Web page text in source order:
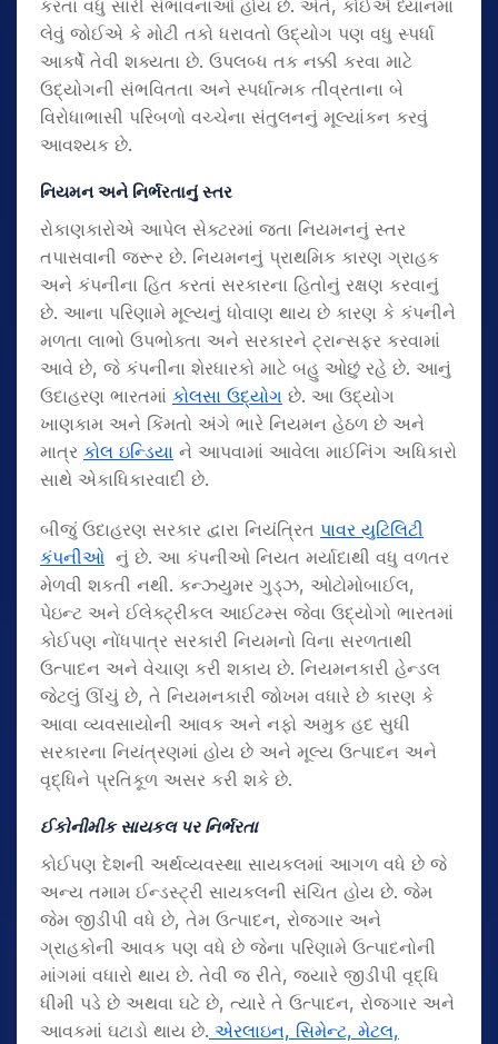
કરતાં વધુ સારી સંભાવનાઓ હોય છે. અંતે, કોઈએ ધ્યાનમાં
લેવું જોઈએ કે મોટી તકો ધરાવતો ઉદ્યોગ પણ વધુ સ્પર્ધા
આકર્ષે તેવી શક્યતા છે. ઉપલબ્ધ તક નક્કી કરવા માટે
ઉદ્યોગની સંભવિતતા અને સ્પર્ધાત્મક તીવ્રતાના બે
વિરોધાભાસી પરિબળો વચ્ચેના સંતુલનનું મૂલ્યાંકન કરવું
આવશ્યક છે.
નિયમન અને નિર્ભરતાનું સ્તર
રોકાણકારોએ આપેલ સેક્ટરમાં જતા નિયમનનું સ્તર
તપાસવાની જરૂર છે. નિયમનનું પ્રાથમિક કારણ ગ્રાહક
અને કંપનીના હિત કરતાં સરકારના હિતોનું રક્ષણ કરવાનું
છે. આના પરિણામે મૂલ્યનું ધોવાણ થાય છે કારણ કે કંપનીને
મળતા લાભો ઉપભોક્તા અને સરકારને ટ્રાન્સફર કરવામાં
આવે છે, જે કંપનીના શેરધારકો માટે બહુ ઓછું રહે છે. આનું
ઉદાહરણ ભારતમાં કોલસા ઉદ્યોગ છે. આ ઉદ્યોગ
ખાણકામ અને કિંમતો અંગે ભારે નિયમન હેઠળ છે અને
માત્ર કોલ ઇન્ડિયા ને આપવામાં આવેલા માઈનિંગ અધિકારો
સાથે એકાધિકારવાદી છે.
બીજું ઉદાહરણ સરકાર દ્વારા નિયંત્રિત પાવર યુટિલિટી
કંપનીઓ નું છે. આ કંપનીઓ નિયત મર્યાદાથી વધુ વળતર
મેળવી શકતી નથી. કન્ઝ્યુમર ગુડ્ઝ, ઓટોમોબાઈલ,
પેઇન્ટ અને ઈલેક્ટ્રીકલ આઈટમ્સ જેવા ઉદ્યોગો ભારતમાં
કોઈપણ નોંધપાત્ર સરકારી નિયમનો વિના સરળતાથી
ઉત્પાદન અને વેચાણ કરી શકાય છે. નિયમનકારી હેન્ડલ
જેટલું ઊંચું છે, તે નિયમનકારી જોખમ વધારે છે કારણ કે
આવા વ્યવસાયોની આવક અને નફો અમુક હદ સુધી
સરકારના નિયંત્રણમાં હોય છે અને મૂલ્ય ઉત્પાદન અને
વૃદ્ધિને પ્રતિકૂળ અસર કરી શકે છે.
ઈકોનીમીક સાયકલ પર નિર્ભરતા
કોઈપણ દેશની અર્થવ્યવસ્થા સાયકલમાં આગળ વધે છે જે
અન્ય તમામ ઈન્ડસ્ટ્રી સાયકલની સંચિત હોય છે. જેમ
જેમ જીડીપી વધે છે, તેમ ઉત્પાદન, રોજગાર અને
ગ્રાહકોની આવક પણ વધે છે જેના પરિણામે ઉત્પાદનોની
માંગમાં વધારો થાય છે. તેવી જ રીતે, જ્યારે જીડીપી વૃદ્ધિ
ધીમી પડે છે અથવા ઘટે છે, ત્યારે તે ઉત્પાદન, રોજગાર અને
આવકમાં ઘટાડો થાય છે. એરલાઇન, સિમેન્ટ, મેટલ,